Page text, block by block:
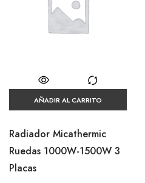
AÑADIR AL CARRITO
Radiador Micathermic
Ruedas 1000W-1500W 3
Placas